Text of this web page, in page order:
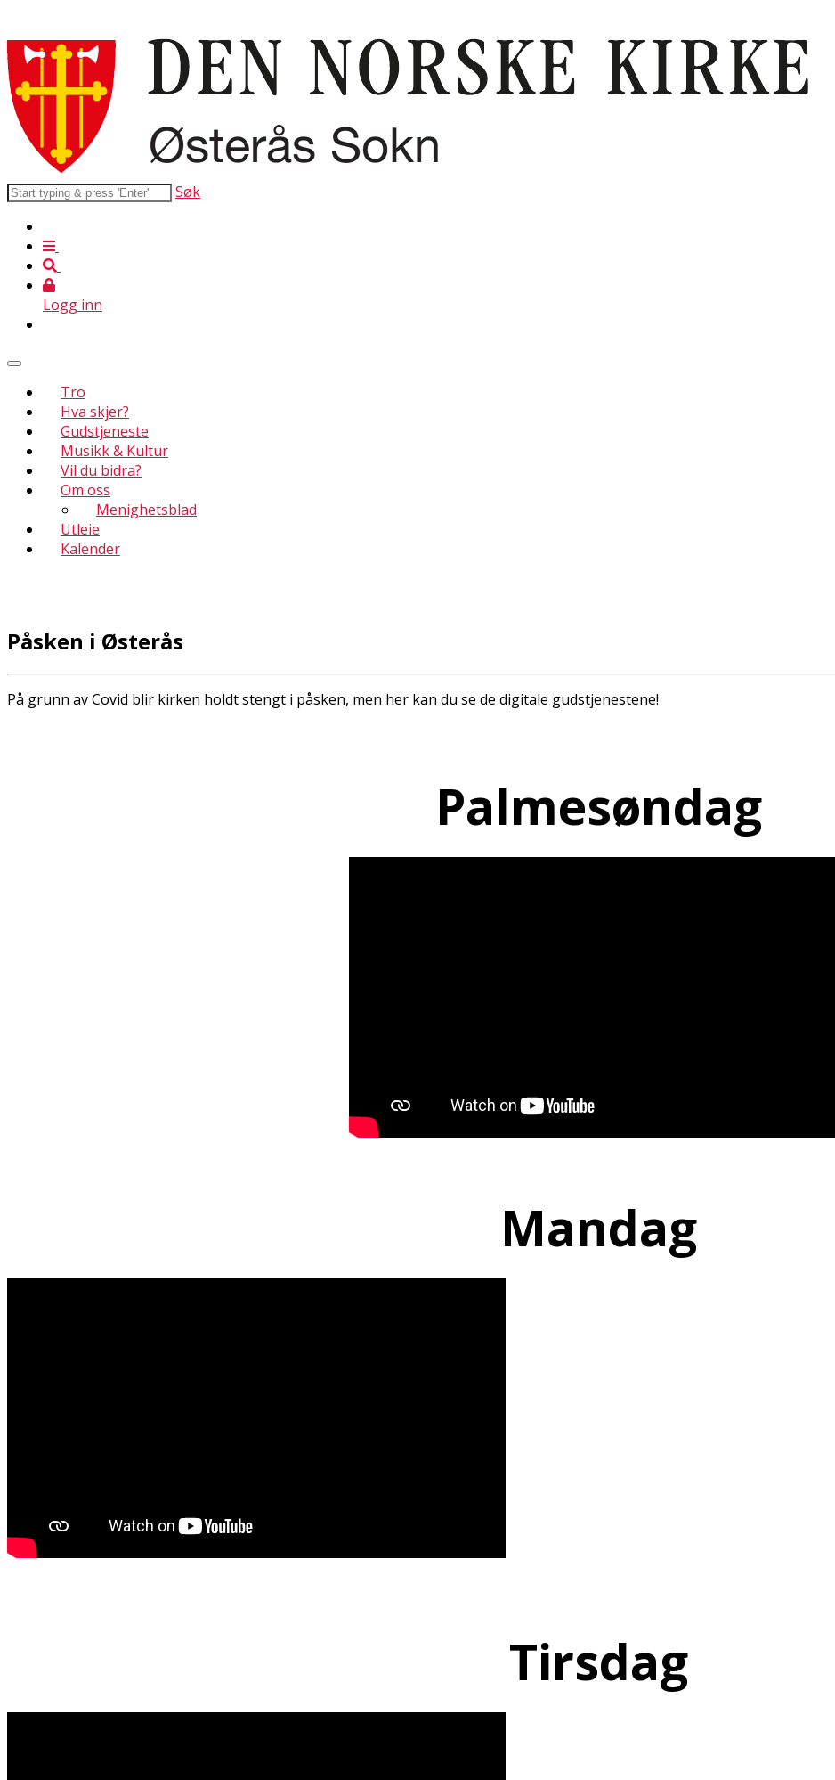
Søk
Logg inn
Tro
Hva skjer?
Gudstjeneste
Musikk & Kultur
Vil du bidra?
Om oss
Menighetsblad
Utleie
Kalender
Påsken i Østerås
På grunn av Covid blir kirken holdt stengt i påsken, men her kan du se de digitale gudstjenestene!
Palmesøndag
Mandag
Tirsdag